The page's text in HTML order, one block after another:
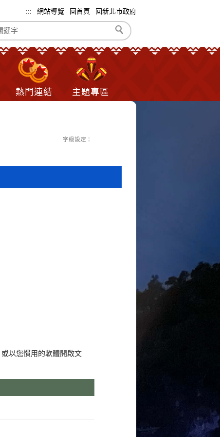
::: 網站導覽 回首頁 回新北市政府
熱門連結 主題專區
字級設定：
或以您慣用的軟體開啟文